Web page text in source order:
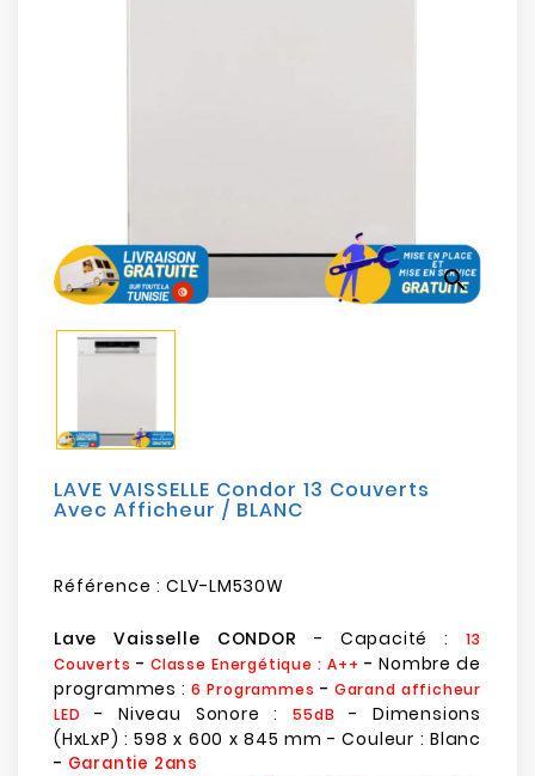
Bureautique
Réseau
Sécurité
Loisirs
search
LAVE VAISSELLE Condor 13 Couverts
Avec Afficheur / BLANC
Référence : CLV-LM530W
Lave Vaisselle CONDOR - Capacité :13
Couverts - Classe Energétique : A++ - Nombre de
programmes : 6 Programmes - Garand afficheur
LED
- Niveau Sonore :55dB
- Dimensions
(HxLxP) : 598 x 600 x 845 mm - Couleur : Blanc
- Garantie 2ans